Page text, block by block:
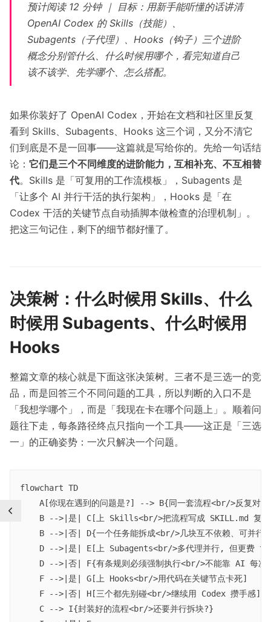
预计阅读 12 分钟 ｜ 目标：用新手能听懂的话讲清
OpenAI Codex 的 Skills（技能）、
Subagents（子代理）、Hooks（钩子）三个进阶
概念分别管什么、什么时候用哪个，看完知道自己
该不该学、先学哪个、怎么搭配。
如果你装好了 OpenAI Codex，开始在文档和社区里反复
看到 Skills、Subagents、Hooks 这三个词，又分不清它
们到底是不是一回事——这篇就是写给你的。先给一句话结
论： 它们是三个不同维度的进阶能力，互相补充、不互相替
代。Skills 是「可复用的工作流模板」，Subagents 是
「让多个 AI 并行干活的执行架构」，Hooks 是「在
Codex 干活的关键节点自动插脚本做检查的治理机制」。
把这三句记住，剩下的细节都好懂了。
决策树：什么时候用 Skills、什么
时候用 Subagents、什么时候用
Hooks
整篇文章的核心就是下面这张决策树。三者不是三选一的竞
品，而是回答三个不同问题的工具，所以判断的入口不是
「我想学哪个」，而是「我现在卡在哪个问题上」。顺着问
题往下走，每条路径终点只指向一个工具——这正是「三选
一」的正确姿势：一次只解决一个问题。
flowchart TD
A[你现在遇到的问题是?] --> B{同一套流程<br/>反复对
B -->|是| C[上 Skills<br/>把流程写成 SKILL.md 复
B -->|否| D{一个任务能拆成<br/>几块互不依赖、可并行
D -->|是| E[上 Subagents<br/>多代理并行, 但更费
D -->|否| F{有条规则必须强制执行<br/>不能靠 AI 每次
    F -->|是| G[上 Hooks<br/>用代码在关键节点卡死]
    F -->|否| H[三个都先别碰<br/>继续用 Codex 攒手感]
    C --> I{封装好的流程<br/>还要并行拆块?}